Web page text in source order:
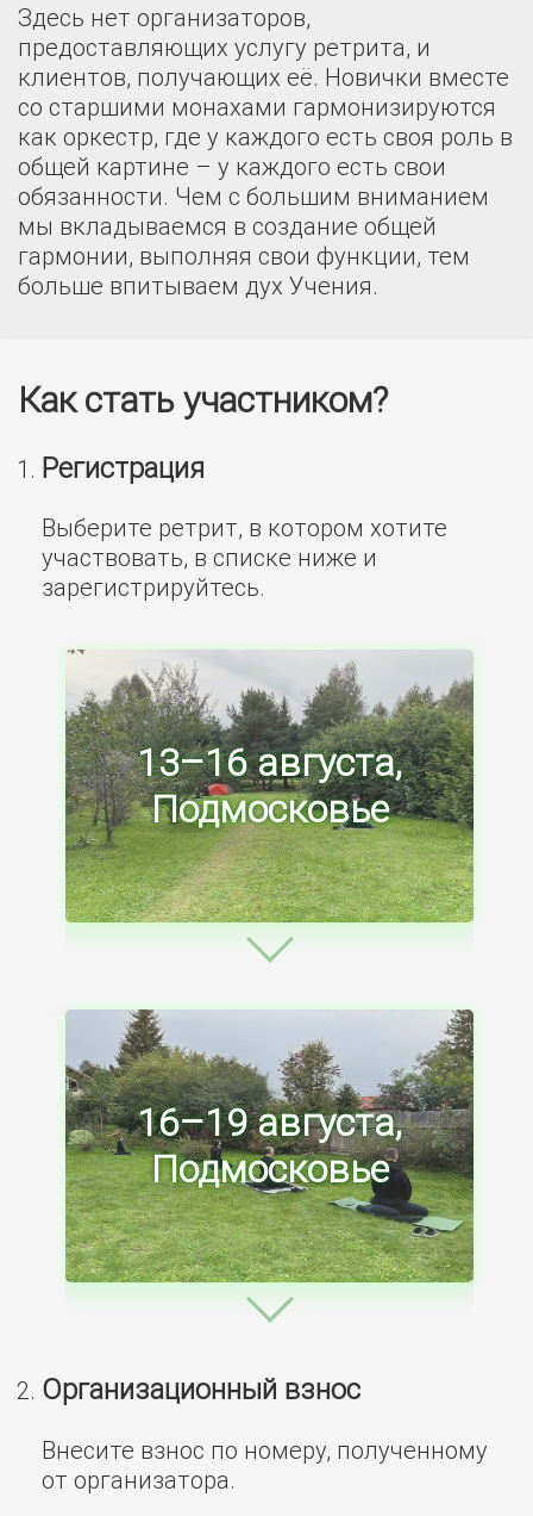
Здесь нет организаторов,
предоставляющих услугу ретрита, и
клиентов, получающих её. Новички вместе
со старшими монахами гармонизируются
как оркестр, где у каждого есть своя роль в
общей картине – у каждого есть свои
обязанности. Чем с большим вниманием
мы вкладываемся в создание общей
гармонии, выполняя свои функции, тем
больше впитываем дух Учения.
Как стать участником?
Регистрация
Выберите ретрит, в котором хотите
участвовать, в списке ниже и
зарегистрируйтесь.
13–16 августа,
Подмосковье
16–19 августа,
Подмосковье
Организационный взнос
Внесите взнос по номеру, полученному
от организатора.